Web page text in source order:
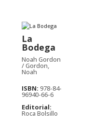
La
Bodega
Noah Gordon
/ Gordon,
Noah
ISBN: 978-84-
96940-66-6
Editorial:
Roca Bolsillo